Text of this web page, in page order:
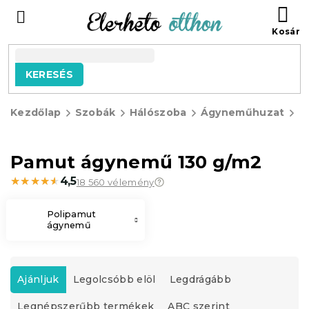
tartalomhoz
KERESÉS
Kezdőlap Szobák Hálószoba Ágyneműhuzat
Pamut ágynemű 130 g/m2
★★★★★
★★★★★ 4,518 560 vélemény
Polipamut
ágynemű
T
e
r
Ajánljuk Legolcsóbb elöl Legdrágább
Legnépszerűbb termékek ABC szerint